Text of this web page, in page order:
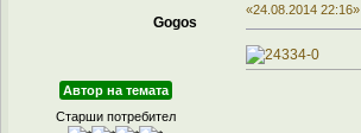
Gogos
Автор на темата
Старши потребител
«24.08.2014 22:16»